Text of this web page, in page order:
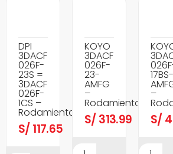
DPI
3DACF
026F-
23S =
3DACF
026F-
1CS –
Rodamientos
S/ 117.65
KOYO
3DACF
026F-
23-
AMFG
–
Rodamientos
S/ 313.99
17BS-
–
S/